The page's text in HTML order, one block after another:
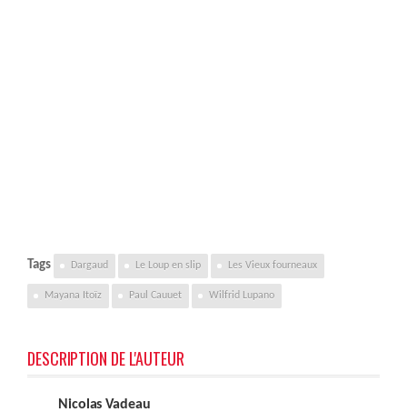
Tags Dargaud Le Loup en slip Les Vieux fourneaux
Mayana Itoïz Paul Cauuet Wilfrid Lupano
DESCRIPTION DE L'AUTEUR
Nicolas Vadeau